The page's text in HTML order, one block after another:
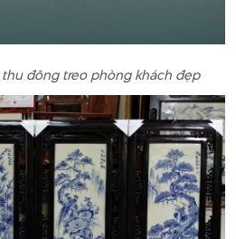
đông treo phòng khách đẹp